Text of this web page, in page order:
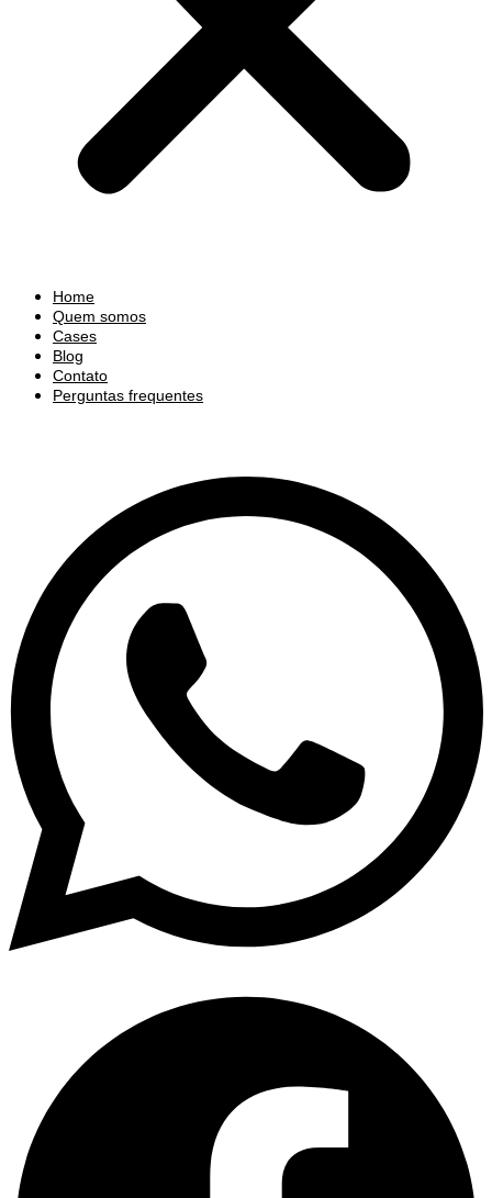
Home
Quem somos
Cases
Blog
Contato
Perguntas frequentes